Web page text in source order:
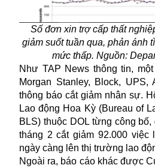
Số đơn xin trợ cấp thất
giảm suốt tuần qua, phản ánh
mức thấp. Nguồn:
Như TAP News thông tin,
Morgan Stanley, Block, UPS,
thông báo cắt giảm nhân sự.
Lao động Hoa Kỳ (Bureau of
BLS) thuộc DOL từng công
tháng 2 cắt giảm 92.000 việc
ngày càng lên thị trường lao
Ngoài ra, báo cáo khác được